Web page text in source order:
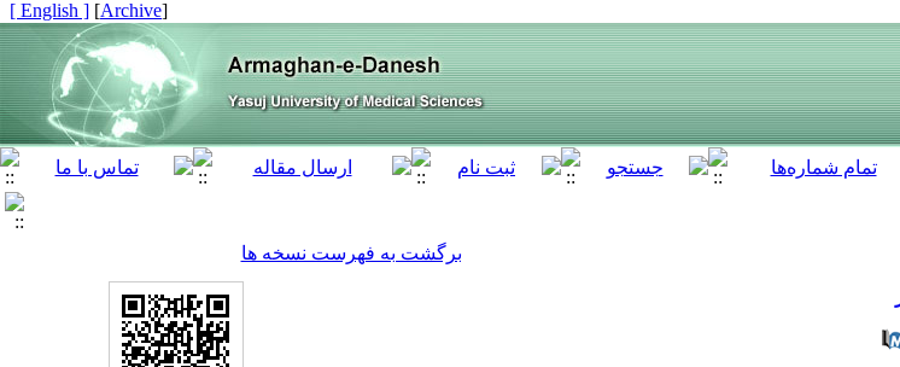
[
Archive
]
[ English ]
برگشت به فهرست نسخه ها